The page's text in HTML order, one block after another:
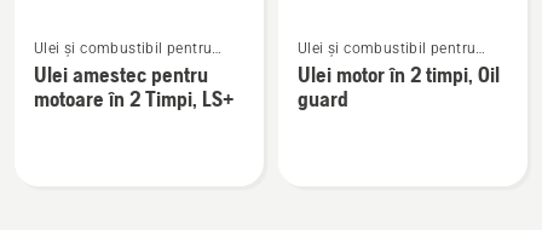
mai
multe
detalii
Ulei și combustibil pentru
motoare în 2 timpi
Ulei amestec pentru
motoare în 2 Timpi, LS+
mai
multe
detalii
Ulei și combustibil pentru
motoare în 2 timpi
Ulei motor în 2 timpi, Oil
guard